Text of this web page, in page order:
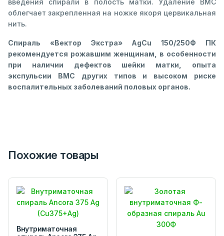
облегчает закрепленная на ножке якоря цервикальная
нить.
Спираль «Вектор Экстра» AgCu 150/250Ф ПК
рекомендуется рожавшим женщинам, в особенности
при наличии дефектов шейки матки, опыта
экспульсии ВМС других типов и высоком риске
воспалительных заболеваний половых органов.
Похожие товары
Внутриматочная